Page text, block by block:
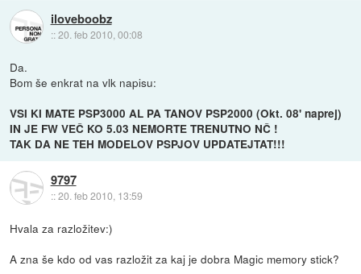
iloveboobz
::20. feb 2010, 00:08
Da.
Bom še enkrat na vlk napisu:
VSI KI MATE PSP3000 AL PA TANOV PSP2000 (Okt. 08' naprej)
IN JE FW VEČ KO 5.03 NEMORTE TRENUTNO NČ !
TAK DA NE TEH MODELOV PSPJOV UPDATEJTAT!!!
9797
::20. feb 2010, 13:59
Hvala za razložitev:)
A zna še kdo od vas razložit za kaj je dobra Magic memory stick?